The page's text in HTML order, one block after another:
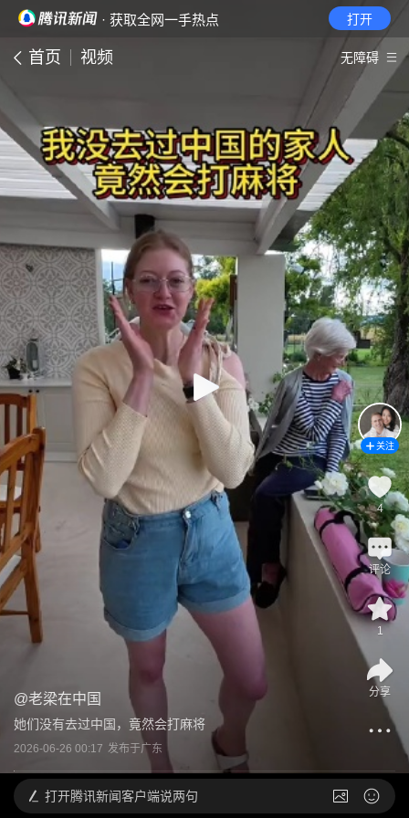
· 获取全网一手热点 打开
首页 视频 无障碍
@老梁在中国
她们没有去过中国，竟然会打麻将
2026-06-26 00:17 发布于广东
关注
4
评论
1
分享
打开腾讯新闻客户端说两句